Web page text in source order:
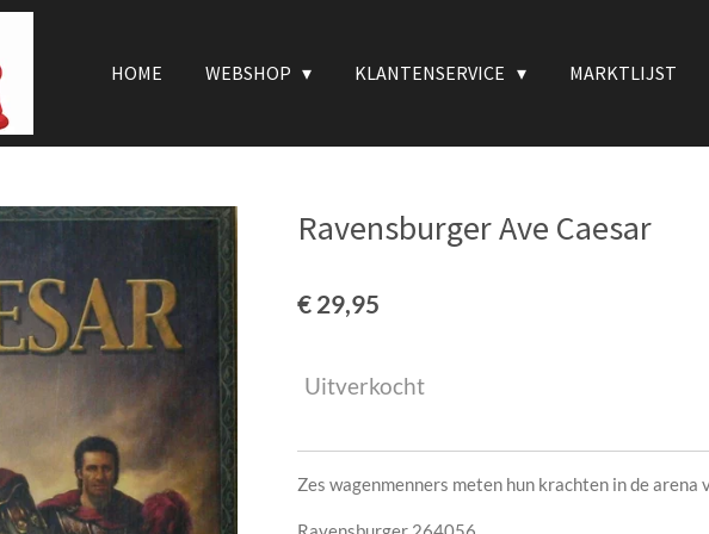
HOME WEBSHOP KLANTENSERVICE MARKTLIJST
Ravensburger Ave Caesar
€ 29,95
Uitverkocht
Zes wagenmenners meten hun krachten in de arena